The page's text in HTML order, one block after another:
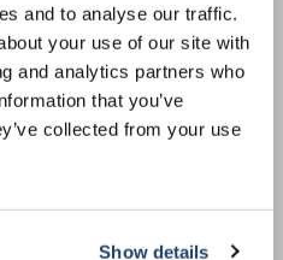
and to analyse our traffic.
your use of our site with
and analytics partners who
that you’ve
collected from your use
Show details
stoffen op?
to stay
new products, and
on your next
products from
brand 😀